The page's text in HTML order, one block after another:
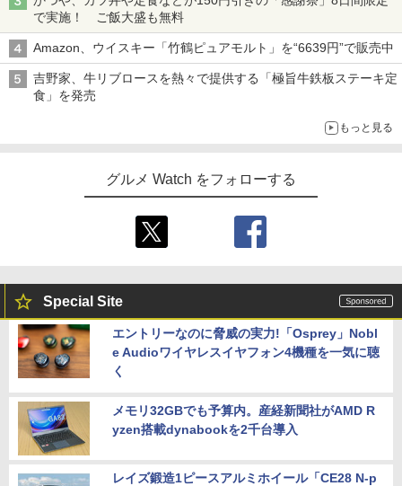
で実施！ ご飯大盛も無料
Amazon、ウイスキー「竹鶴ピュアモルト」を“6639円”で販売中
吉野家、牛リブロースを熱々で提供する「極旨牛鉄板ステーキ定
食」を発売
もっと見る
グルメ Watch をフォローする
Special Site
エントリーなのに脅威の実力!「Osprey」Nobl
e Audioワイヤレスイヤフォン4機種を一気に聴
く
メモリ32GBでも予算内。産経新聞社がAMD R
yzen搭載dynabookを2千台導入
レイズ鍛造1ピースアルミホイール「CE28 N-p